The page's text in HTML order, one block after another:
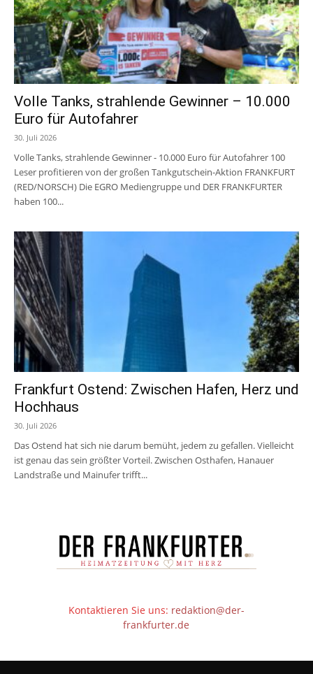
Volle Tanks, strahlende Gewinner – 10.000
Euro für Autofahrer
30. Juli 2026
Volle Tanks, strahlende Gewinner - 10.000 Euro für Autofahrer 100
Leser profitieren von der großen Tankgutschein-Aktion FRANKFURT
(RED/NORSCH) Die EGRO Mediengruppe und DER FRANKFURTER
haben 100...
Frankfurt Ostend: Zwischen Hafen, Herz und
Hochhaus
30. Juli 2026
Das Ostend hat sich nie darum bemüht, jedem zu gefallen. Vielleicht
ist genau das sein größter Vorteil. Zwischen Osthafen, Hanauer
Landstraße und Mainufer trifft...
Kontaktieren Sie uns: redaktion@der-
frankfurter.de